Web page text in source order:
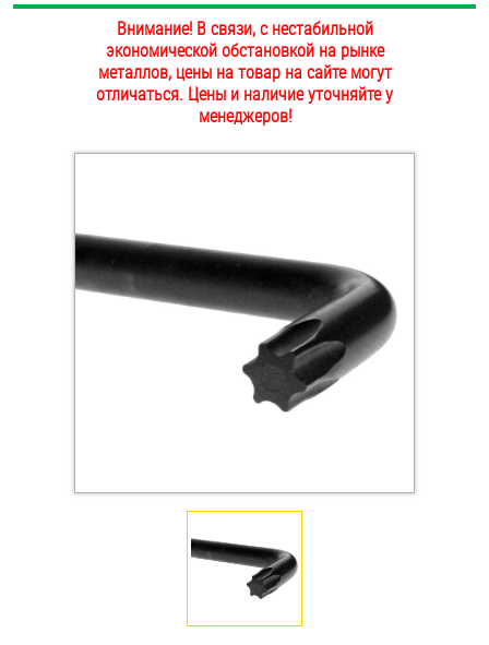
ОПЛАТА И ДОСТАВКА
НАШИ МАГАЗИНЫ
Дюбели
Заклепки (Гайки-Заклепки)
Крюки, кольца с метрической резьбой
Оснастка и аксессуары для яхт
Внимание! В связи, с нестабильной
экономической обстановкой на рынке
металлов, цены на товар на сайте могут
отличаться. Цены и наличие уточняйте у
менеджеров!